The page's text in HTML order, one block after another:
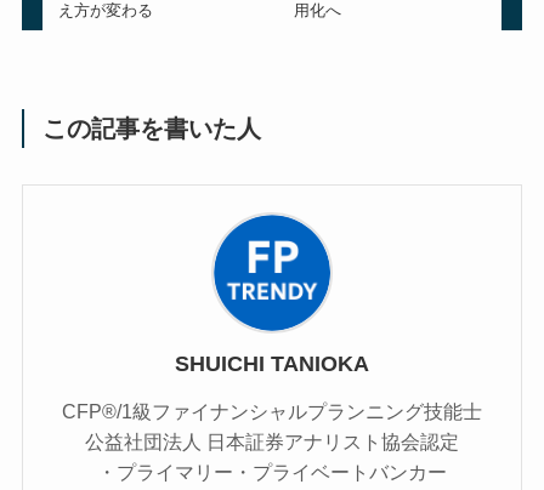
え方が変わる
用化へ
この記事を書いた人
SHUICHI TANIOKA
CFP®/1級ファイナンシャルプランニング技能士
公益社団法人 日本証券アナリスト協会認定
・プライマリー・プライベートバンカー